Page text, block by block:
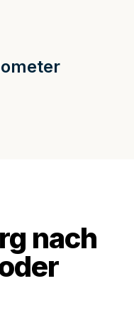
nach